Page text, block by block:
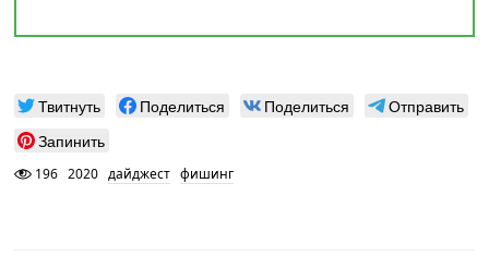
Твитнуть Поделиться Поделиться
Отправить
Запинить
196 2020 дайджест фишинг